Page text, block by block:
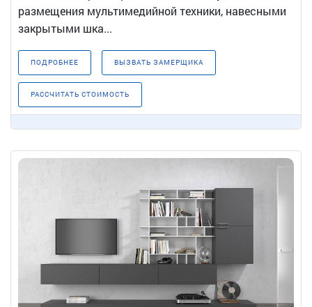
размещения мультимедийной техники, навесными
закрытыми шка...
ПОДРОБНЕЕ ВЫЗВАТЬ ЗАМЕРЩИКА
РАССЧИТАТЬ СТОИМОСТЬ